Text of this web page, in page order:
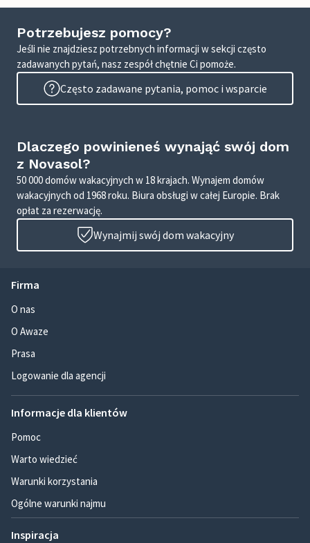
Potrzebujesz pomocy?
Jeśli nie znajdziesz potrzebnych informacji w sekcji często
zadawanych pytań, nasz zespół chętnie Ci pomoże.
Często zadawane pytania, pomoc i wsparcie
Dlaczego powinieneś wynająć swój dom
z Novasol?
50 000 domów wakacyjnych w 18 krajach. Wynajem domów
wakacyjnych od 1968 roku. Biura obsługi w całej Europie. Brak
opłat za rezerwację.
Wynajmij swój dom wakacyjny
Firma
O nas
O Awaze
Prasa
Logowanie dla agencji
Informacje dla klientów
Pomoc
Warto wiedzieć
Warunki korzystania
Ogólne warunki najmu
Inspiracja